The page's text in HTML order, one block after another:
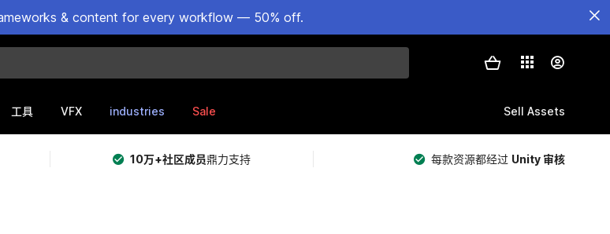
& content for every workflow — 50% off.
工具 VFX industries Sale Sell Assets
10万+社区成员鼎力支持 每款资源都经过 Unity 审核